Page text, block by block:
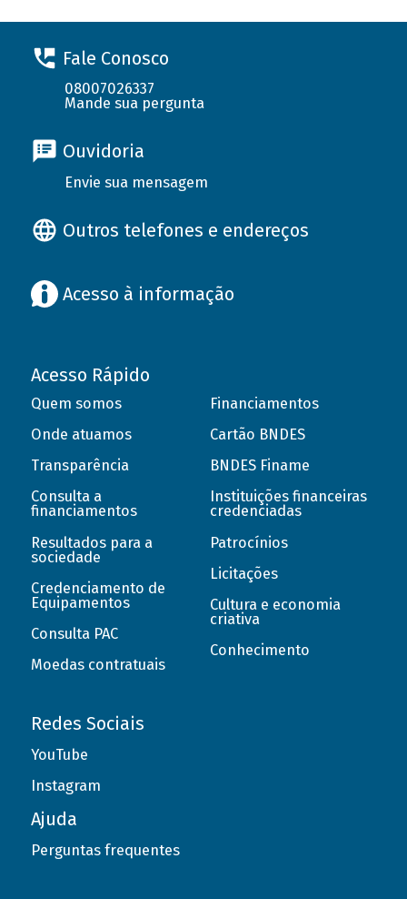
Fale Conosco
08007026337
Mande sua pergunta
Ouvidoria
Envie sua mensagem
Outros telefones e endereços
Acesso à informação
Acesso Rápido
Quem somos
Onde atuamos
Transparência
Consulta a
financiamentos
Resultados para a
sociedade
Credenciamento de
Equipamentos
Consulta PAC
Moedas contratuais
Financiamentos
Cartão BNDES
BNDES Finame
Instituições financeiras
credenciadas
Patrocínios
Licitações
Cultura e economia
criativa
Conhecimento
Redes Sociais
YouTube
Instagram
Ajuda
Perguntas frequentes